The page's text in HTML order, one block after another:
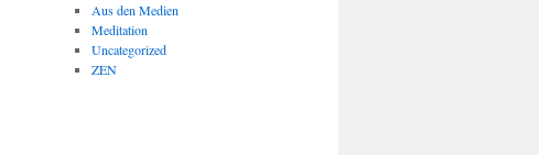
Aus den Medien
Meditation
Uncategorized
ZEN